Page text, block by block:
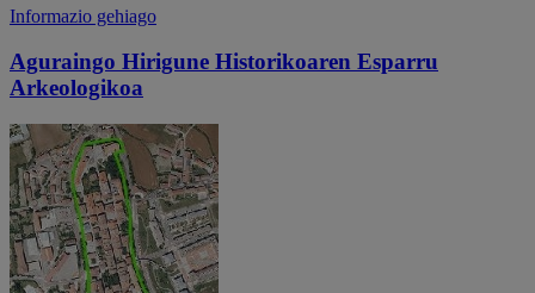
Informazio gehiago
Aguraingo Hirigune Historikoaren Esparru
Arkeologikoa